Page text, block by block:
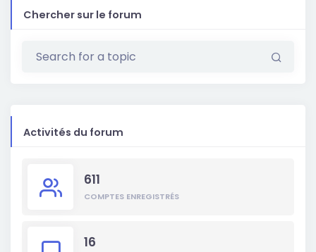
Chercher sur le forum
Activités du forum
611
COMPTES ENREGISTRÉS
16